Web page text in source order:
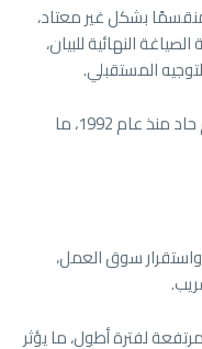
منقسمًا بشكل غير معتاد،
النهائية للبيان،
المستقبلي.
وكانت النتيجة 8 مقابل 4، وهو أكثر انقسام حاد منذ عام 1992، ما
سوق العمل،
لفترة أطول، ما يؤثر